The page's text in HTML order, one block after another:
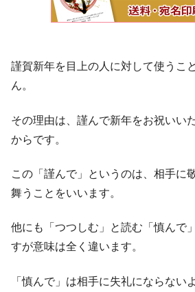
謹賀新年を目上の人に対して使うこ
ん。
その理由は、謹んで新年をお祝いい
からです。
この「謹んで」というのは、相手に
舞うことをいいます。
他にも「つつしむ」と読む「慎んで
すが意味は全く違います。
「慎んで」は相手に失礼にならない